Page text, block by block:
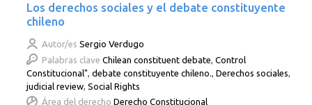
Los derechos sociales y el debate constituyente
chileno
Autor/es Sergio Verdugo
Palabras clave Chilean constituent debate ,Control
Constitucional" ,debate constituyente chileno. ,Derechos sociales
judicial review ,Social Rights
Área del derecho Derecho Constitucional